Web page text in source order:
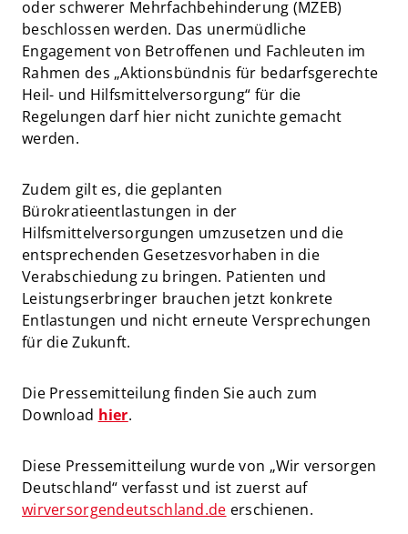
oder schwerer Mehrfachbehinderung (MZEB)
beschlossen werden. Das unermüdliche
Engagement von Betroffenen und Fachleuten im
Rahmen des „Aktionsbündnis für bedarfsgerechte
Heil- und Hilfsmittelversorgung“ für die
Regelungen darf hier nicht zunichte gemacht
werden.
Zudem gilt es, die geplanten
Bürokratieentlastungen in der
Hilfsmittelversorgungen umzusetzen und die
entsprechenden Gesetzesvorhaben in die
Verabschiedung zu bringen. Patienten und
Leistungserbringer brauchen jetzt konkrete
Entlastungen und nicht erneute Versprechungen
für die Zukunft.
Die Pressemitteilung finden Sie auch zum
Download hier.
Diese Pressemitteilung wurde von „Wir versorgen
Deutschland“ verfasst und ist zuerst auf
wirversorgendeutschland.de erschienen.